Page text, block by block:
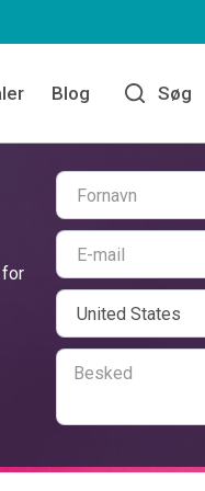
Blog Søg
for